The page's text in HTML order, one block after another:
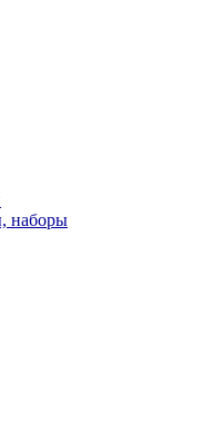
наборы